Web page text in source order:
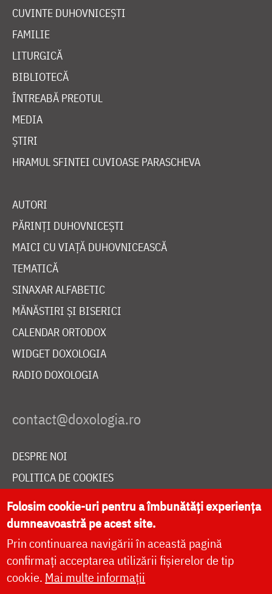
CUVINTE DUHOVNICEȘTI
FAMILIE
LITURGICĂ
BIBLIOTECĂ
ÎNTREABĂ PREOTUL
MEDIA
ȘTIRI
HRAMUL SFINTEI CUVIOASE PARASCHEVA
AUTORI
PĂRINȚI DUHOVNICEȘTI
MAICI CU VIAȚĂ DUHOVNICEASCĂ
TEMATICĂ
SINAXAR ALFABETIC
MĂNĂSTIRI ȘI BISERICI
CALENDAR ORTODOX
WIDGET DOXOLOGIA
RADIO DOXOLOGIA
DESPRE NOI
POLITICA DE COOKIES
DONEAZĂ ONLINE PENTRU CATEDRALA NAȚIONALĂ
LIVE
Folosim cookie-uri pentru a îmbunătăți experiența
dumneavoastră pe acest site.
Prin continuarea navigării în această pagină
confirmați acceptarea utilizării fișierelor de tip
cookie. Mai multe informații